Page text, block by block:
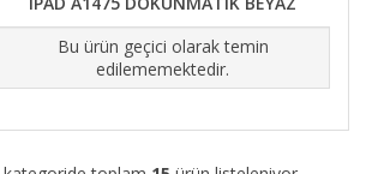
Bu ürün geçici olarak temin
edilememektedir.